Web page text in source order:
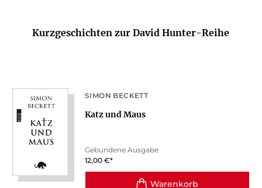
Kurzgeschichten zur David Hunter-Reihe
SIMON BECKETT
Katz und Maus
Gebundene Ausgabe
12,00 €*